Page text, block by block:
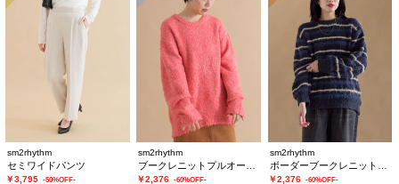
sm2rhythm
セミワイドパンツ
￥3,795 -50%OFF-
sm2rhythm
￥2,376 -60%OFF-
sm2rhythm
￥2,376 -60%OFF-